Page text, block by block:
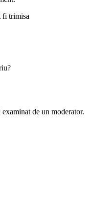
fi trimisa
de un moderator.